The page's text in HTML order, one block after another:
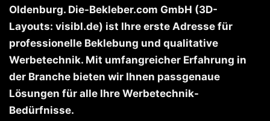
Oldenburg. Die-Bekleber.com GmbH (3D-
Layouts: visibl.de) ist Ihre erste Adresse für
professionelle Beklebung und qualitative
Werbetechnik. Mit umfangreicher Erfahrung in
der Branche bieten wir Ihnen passgenaue
Lösungen für alle Ihre Werbetechnik-
Bedürfnisse.